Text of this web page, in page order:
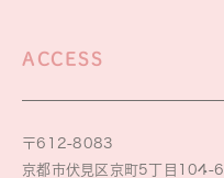
ACCESS
〒612-8083
京都市伏見区京町5丁目104-6